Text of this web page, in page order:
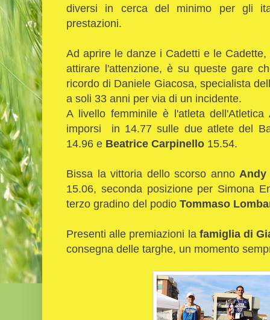
diversi in cerca del minimo per gli
prestazioni.
Ad aprire le danze i Cadetti e le
attirare l'attenzione, è su queste gare
ricordo di Daniele Giacosa, specialista
a soli 33 anni per via di un incidente.
A livello femminile è l'atleta
imporsi in 14.77 sulle due atlete del
14.96 e Beatrice Carpinello 15.54.
Bissa la vittoria dello scorso anno Andy
15.06, seconda posizione per Simona
terzo gradino del podio Tommaso
Presenti alle premiazioni la famiglia di
consegna delle targhe, un momento